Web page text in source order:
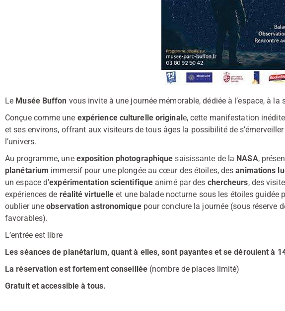
Le Musée Buffon vous invite à une journée mémorable, dédiée à l’espace, à la
Conçue comme une expérience culturelle originale, cette manifestation
et ses environs, offrant aux visiteurs de tous âges la possibilité de
l’univers.
Au programme, une exposition photographique saisissante de la NASA,
planétarium immersif pour une plongée au cœur des étoiles, desanimations
un espace d’expérimentation scientifique animé par des chercheurs, des
expériences de réalité virtuelle et une balade nocturne sous les étoiles guidée
oublier uneobservation astronomiquepour conclure la journée (sous réserve
favorables).
L’entrée est libre
Les séances de planétarium, quant à elles, sont payantes et se déroulent à
La réservation est fortement conseillée(nombre de places limité)
Gratuit et accessible à tous.